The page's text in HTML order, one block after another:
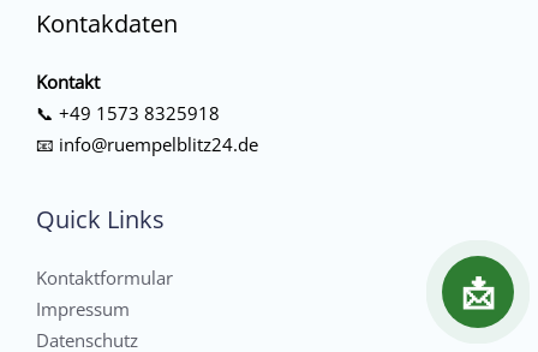
📩
Kontakdaten
Kontakt
📞 +49 1573 8325918
📧 info@ruempelblitz24.de
Quick Links
Kontaktformular
Impressum
Datenschutz